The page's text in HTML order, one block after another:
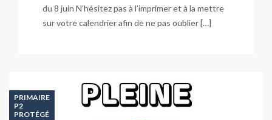
du 8 juin N’hésitez pas à l’imprimer et à la mettre
sur votre calendrier afin de ne pas oublier […]
PRIMAIRE
P2
PROTÉGÉ